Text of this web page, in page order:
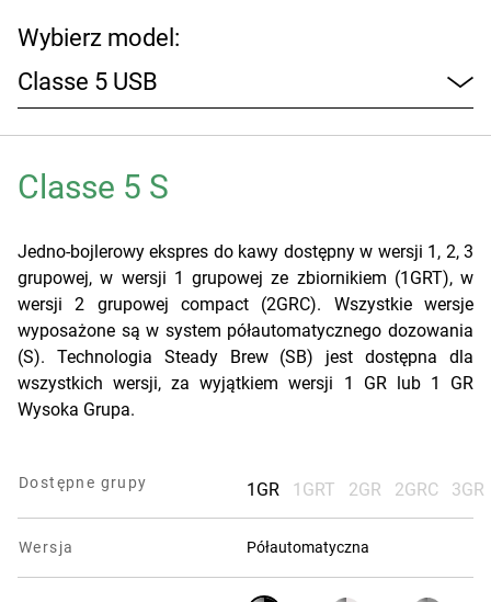
Wybierz model:
Classe 5 S
Jedno-bojlerowy ekspres do kawy dostępny w wersji 1, 2, 3
grupowej, w wersji 1 grupowej ze zbiornikiem (1GRT), w
wersji 2 grupowej compact (2GRC). Wszystkie wersje
wyposażone są w system półautomatycznego dozowania
(S). Technologia Steady Brew (SB) jest dostępna dla
wszystkich wersji, za wyjątkiem wersji 1 GR lub 1 GR
Wysoka Grupa.
Dostępne grupy 1GR 1GRT 2GR 2GRC 3GR
Wersja Półautomatyczna
Zrównoważony rozwój
Kontakt
Subskrybuj newsletter
Polityka prywatności